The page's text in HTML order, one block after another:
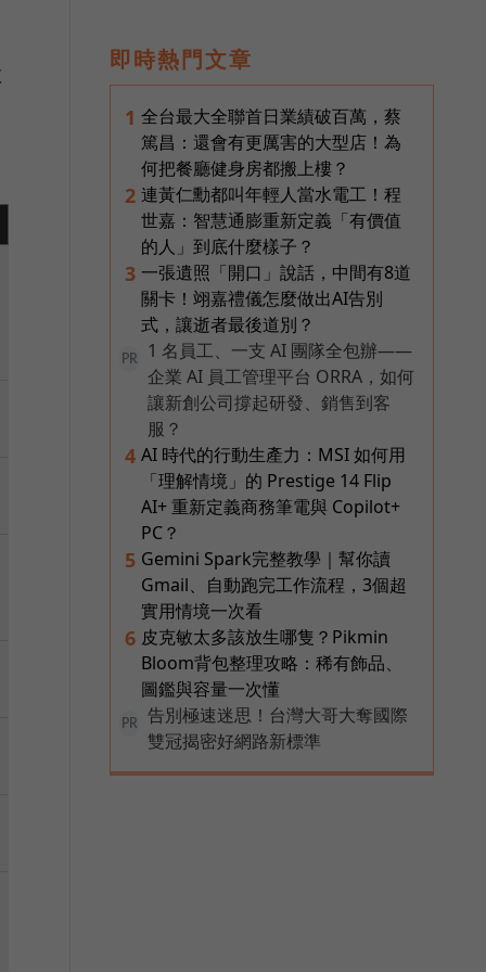
即時熱門文章
1 全台最大全聯首日業績破百萬，蔡
篤昌：還會有更厲害的大型店！為
何把餐廳健身房都搬上樓？
2 連黃仁勳都叫年輕人當水電工！程
世嘉：智慧通膨重新定義「有價值
的人」到底什麼樣子？
3 一張遺照「開口」說話，中間有8道
關卡！翊嘉禮儀怎麼做出AI告別
式，讓逝者最後道別？
PR
1 名員工、一支 AI 團隊全包辦——
企業 AI 員工管理平台 ORRA，如何
讓新創公司撐起研發、銷售到客
服？
4 AI 時代的行動生產力：MSI 如何用
「理解情境」的 Prestige 14 Flip
AI+ 重新定義商務筆電與 Copilot+
PC？
5 Gemini Spark完整教學｜幫你讀
Gmail、自動跑完工作流程，3個超
實用情境一次看
6 皮克敏太多該放生哪隻？Pikmin
Bloom背包整理攻略：稀有飾品、
圖鑑與容量一次懂
PR
告別極速迷思！台灣大哥大奪國際
雙冠揭密好網路新標準